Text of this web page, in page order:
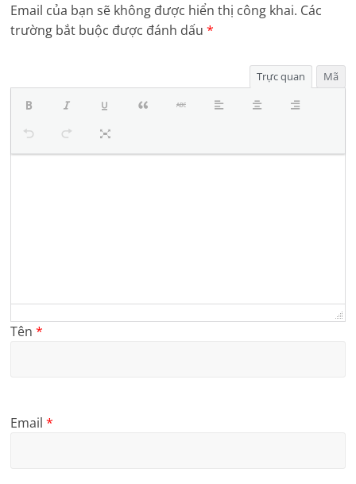
Email của bạn sẽ không được hiển thị công khai. Các
trường bắt buộc được đánh dấu*
Trực quan Mã
Tên*
Email*